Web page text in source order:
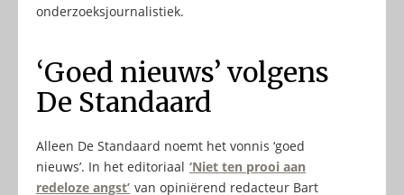
onderzoeksjournalistiek.
‘Goed nieuws’ volgens
De Standaard
Alleen De Standaard noemt het vonnis ‘goed
nieuws’. In het editoriaal ‘Niet ten prooi aan
redeloze angst’ van opiniërend redacteur Bart